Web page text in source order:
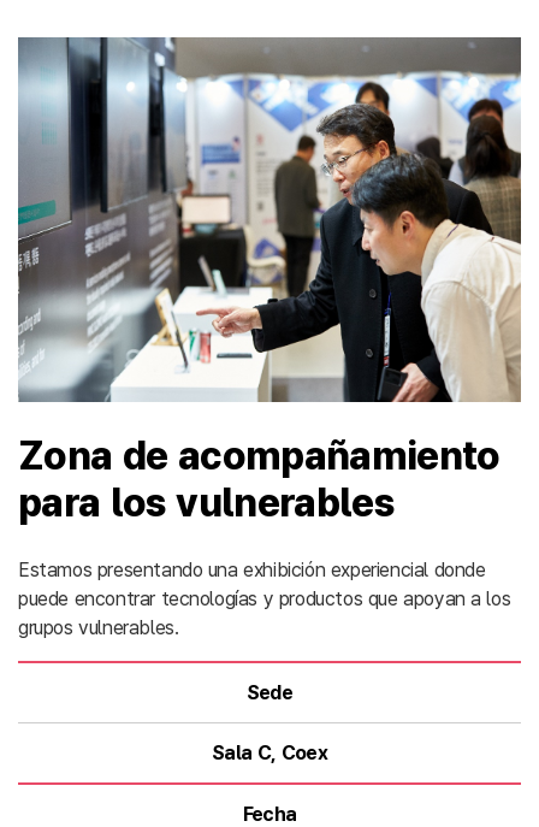
Zona de acompañamiento
para los vulnerables
Estamos presentando una exhibición experiencial donde
puede encontrar tecnologías y productos que apoyan a los
grupos vulnerables.
Sede
Sala C, Coex
Fecha